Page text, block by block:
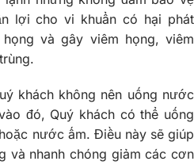
lợi cho vi khuẩn có hại phát
và gây viêm họng, viêm
khách không nên uống nước
đó, Quý khách có thể uống
nước ấm. Điều này sẽ giúp
và nhanh chóng giảm các cơn